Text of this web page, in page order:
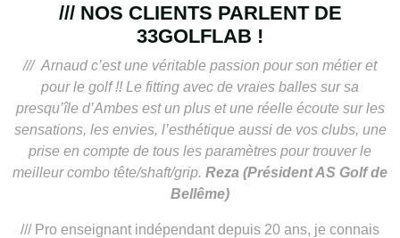
/// NOS CLIENTS PARLENT DE
33GOLFLAB !
/// Arnaud c’est une véritable passion pour son métier et
pour le golf !! Le fitting avec de vraies balles sur sa
presqu’île d’Ambes est un plus et une réelle écoute sur les
sensations, les envies, l’esthétique aussi de vos clubs, une
prise en compte de tous les paramètres pour trouver le
meilleur combo tête/shaft/grip. Reza (Président AS Golf de
Bellême)
/// Pro enseignant indépendant depuis 20 ans, je connais